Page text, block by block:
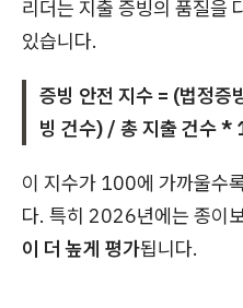
리더는 지출 증빙의 품질을
있습니다.
증빙 안전 지수 = (법정증
빙 건수) / 총 지출 건수 *
이 지수가 100에 가까울수
다. 특히 2026년에는 종이
이 더 높게 평가됩니다.